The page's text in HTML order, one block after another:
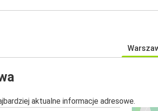
aktualne informacje adresowe.